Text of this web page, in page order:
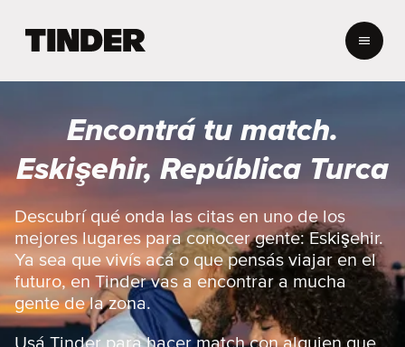
o
e
i
n
d
e
r
Encontrá tu match.
Eskişehir, República Turca
Descubrí qué onda las citas en uno de los
mejores lugares para conocer gente: Eskişehir.
Ya sea que vivís acá o que pensás viajar en el
futuro, en Tinder vas a encontrar a mucha
gente de la zona.
Usá Tinder para hacer match con alguien que